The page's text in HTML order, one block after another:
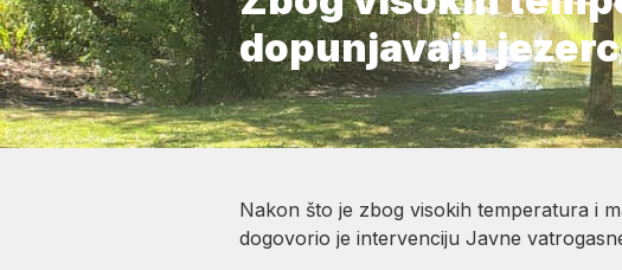
dopunjavaju
Nakon što je zbog visokih temperatura i
dogovorio je intervenciju Javne